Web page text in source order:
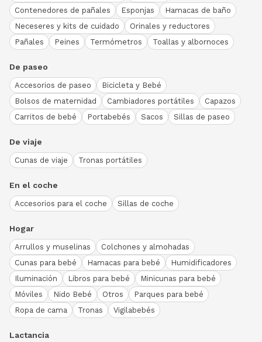
Contenedores de pañales
Esponjas
Hamacas de baño
Neceseres y kits de cuidado
Orinales y reductores
Pañales
Peines Termómetros Toallas y albornoces
De paseo
Accesorios de paseo
Bicicleta y Bebé
Bolsos de maternidad
Cambiadores portátiles
Capazos
Carritos de bebé
Portabebés Sacos Sillas de paseo
De viaje
Cunas de viaje Tronas portátiles
En el coche
Accesorios para el coche Sillas de coche
Hogar
Arrullos y muselinas
Colchones y almohadas
Cunas para bebé
Hamacas para bebé
Humidificadores
Iluminación
Libros para bebé
Minicunas para bebé
Móviles
Nido Bebé Otros
Parques para bebé
Ropa de cama
Tronas Vigilabebés
Lactancia